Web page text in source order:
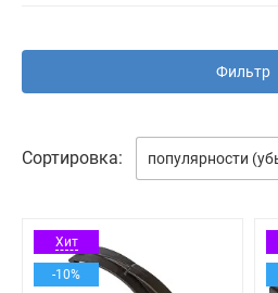
Фильтр
Сортировка: популярности
Хит
-10%